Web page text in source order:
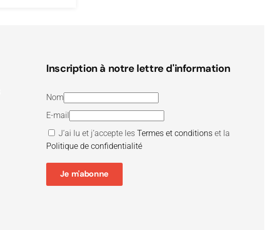
Inscription à notre lettre d'information
Nom
E-mail
J’ai lu et j’accepte lesTermes et conditions et la
Politique de confidentialité
Je m'abonne